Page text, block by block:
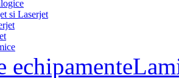
si Laserjet
echipamente